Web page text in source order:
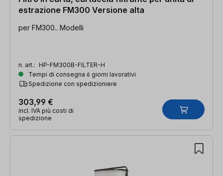
estrazione FM300 Versione alta
per FM300.. Modelli
n. art.: HP-FM300B-FILTER-H
Tempi di consegna 6 giorni lavorativi
Spedizione con spedizioniere
303,99 €
incl. IVA più costi di
spedizione